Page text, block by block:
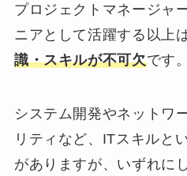
プロジェクトマネージャ
ニアとして活躍する以上
識・スキルが不可欠です。
システム開発やネットワ
リティなど、ITスキルと
がありますが、いずれに